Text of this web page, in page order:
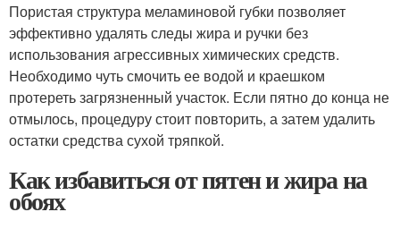
Пористая структура меламиновой губки позволяет
эффективно удалять следы жира и ручки без
использования агрессивных химических средств.
Необходимо чуть смочить ее водой и краешком
протереть загрязненный участок. Если пятно до конца не
отмылось, процедуру стоит повторить, а затем удалить
остатки средства сухой тряпкой.
Как избавиться от пятен и жира на
обоях